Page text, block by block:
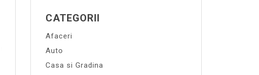
CATEGORII
Afaceri
Auto
Casa si Gradina